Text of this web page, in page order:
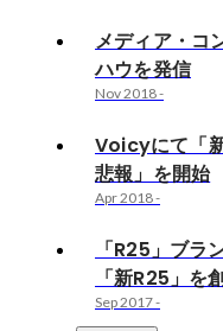
メディア・コ
ハウを発信
Nov 2018-
Voicyにて「
悲報」を開始
Apr 2018-
「R25」ブラ
「新R25」を
Sep 2017-